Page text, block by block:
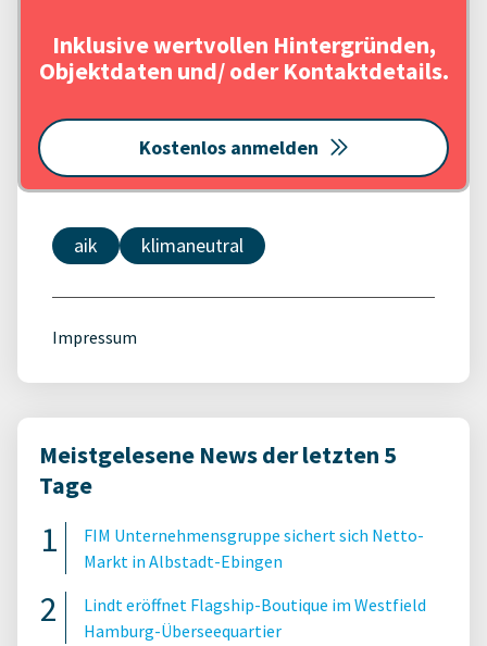
Inklusive wertvollen Hintergründen,
Objektdaten und/ oder Kontaktdetails.
Kostenlos anmelden
aik klimaneutral
Impressum
Meistgelesene News der letzten 5
Tage
FIM Unternehmensgruppe sichert sich Netto-
Markt in Albstadt-Ebingen
Lindt eröffnet Flagship-Boutique im Westfield
Hamburg-Überseequartier